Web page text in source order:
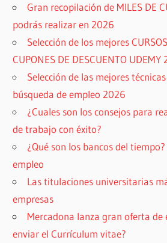
Gran recopilación de MILES DE
podrás realizar en 2026
Selección de los mejores
CUPONES DE DESCUENTO UDEMY
Selección de las mejores
búsqueda de empleo 2026
¿Cuales son los consejos para
de trabajo con éxito?
¿Qué son los bancos del
empleo
Las titulaciones universitarias
empresas
Mercadona lanza gran oferta de
enviar el Currículum vitae?